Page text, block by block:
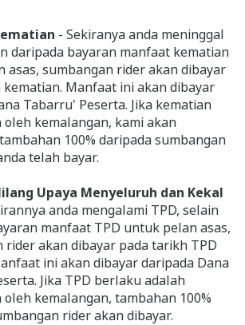
- Sekiranya anda meninggal
daripada bayaran manfaat kematian
asas, sumbangan rider akan dibayar
Manfaat ini akan dibayar
Tabarru' Peserta. Jika kematian
oleh kemalangan, kami akan
100% daripada sumbangan
telah bayar.
Upaya Menyeluruh dan Kekal
anda mengalami TPD, selain
manfaat TPD untuk pelan asas,
rider akan dibayar pada tarikh TPD
ini akan dibayar daripada Dana
Jika TPD berlaku adalah
kemalangan, tambahan 100%
rider akan dibayar.